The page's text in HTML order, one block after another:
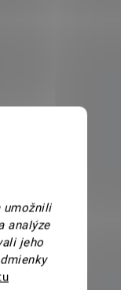
umožnili
analýze
jeho